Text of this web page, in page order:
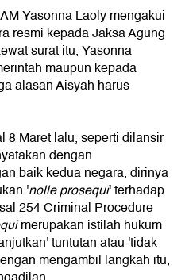
Yasonna Laoly mengakui
resmi kepada Jaksa Agung
surat itu, Yasonna
maupun kepada
alasan Aisyah harus
8 Maret lalu, seperti dilansir
dengan
baik kedua negara, dirinya
'nolle prosequi' terhadap
254 Criminal Procedure
merupakan istilah hukum
tuntutan atau 'tidak
mengambil langkah itu,